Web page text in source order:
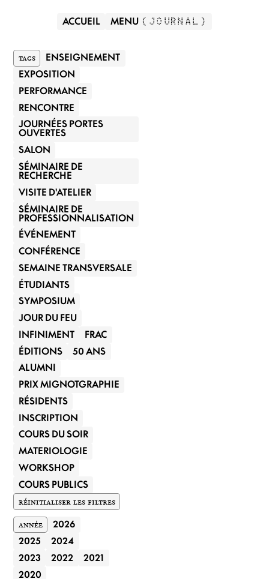
ACCUEIL MENU ( JOURNAL )
TAGS
ENSEIGNEMENT
EXPOSITION
PERFORMANCE
RENCONTRE
JOURNÉES PORTES
OUVERTES
SALON
SÉMINAIRE DE
RECHERCHE
VISITE D'ATELIER
SÉMINAIRE DE
PROFESSIONNALISATION
ÉVÉNEMENT
CONFÉRENCE
SEMAINE TRANSVERSALE
ÉTUDIANTS
SYMPOSIUM
JOUR DU FEU
INFINIMENT
FRAC
ÉDITIONS
50 ANS
ALUMNI
PRIX MIGNOTGRAPHIE
RÉSIDENTS
INSCRIPTION
COURS DU SOIR
MATERIOLOGIE
WORKSHOP
COURS PUBLICS
RÉINITIALISER LES FILTRES
ANNÉE
2026
2025
2024
2023
2022
2021
2020